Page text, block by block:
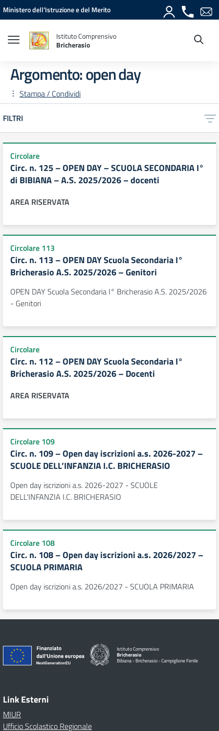
Vai ai contenuti
Vai al menu di navigazione
Vai al footer
Ministero dell'Istruzione e del Merito
Istituto Comprensivo
Bricherasio
Argomento: open day
Stampa / Condividi
FILTRI
Circolare
Circ. n. 125 – OPEN DAY – SCUOLA SECONDARIA I°
di BIBIANA – A.S. 2025/2026 – docenti
AREA RISERVATA
Circolare 113
Circ. n. 113 – OPEN DAY Scuola Secondaria I°
Bricherasio A.S. 2025/2026 – Genitori
OPEN DAY Scuola Secondaria I° Bricherasio A.S. 2025/2026
- Genitori
Circolare
Circ. n. 112 – OPEN DAY Scuola Secondaria I°
Bricherasio A.S. 2025/2026 – Docenti
AREA RISERVATA
Circolare 109
Circ. n. 109 – Open day iscrizioni a.s. 2026-2027 –
SCUOLE DELL’INFANZIA I.C. BRICHERASIO
Open day iscrizioni a.s. 2026-2027 - SCUOLE
DELL'INFANZIA I.C. BRICHERASIO
Circolare 108
Circ. n. 108 – Open day iscrizioni a.s. 2026/2027 –
SCUOLA PRIMARIA
Open day iscrizioni a.s. 2026/2027 - SCUOLA PRIMARIA
Istituto Comprensivo
Bricherasio
Bibiana - Bricherasio - Campiglione Fenile
Link Esterni
MIUR
Ufficio Scolastico Regionale